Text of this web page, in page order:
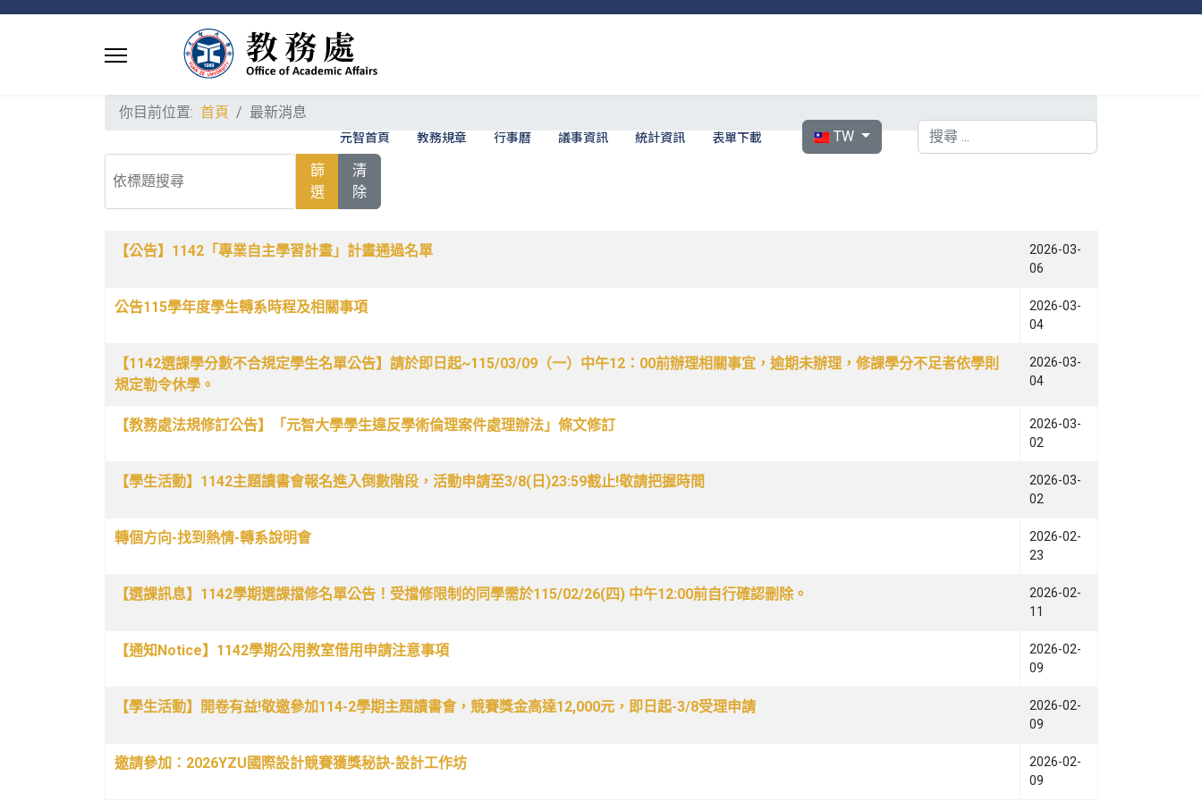
元智首頁 教務規章 行事曆 議事資訊 統計資訊 表單下載 選擇你的語言
TW 搜索
你目前位置: 首頁 最新消息
篩
選
清
除
文章列表
名稱 發佈日期
【公告】1142「專業自主學習計畫」計畫通過名單
2026-03-
06
公告115學年度學生轉系時程及相關事項
2026-03-
04
【1142選課學分數不合規定學生名單公告】請於即日起~115/03/09（一）中午12：00前辦理相關事宜，逾期未辦理，修課學分不足者依學則
規定勒令休學。
2026-03-
04
【教務處法規修訂公告】「元智大學學生違反學術倫理案件處理辦法」條文修訂
2026-03-
02
【學生活動】1142主題讀書會報名進入倒數階段，活動申請至3/8(日)23:59截止!敬請把握時間
2026-03-
02
轉個方向-找到熱情-轉系說明會
2026-02-
23
【選課訊息】1142學期選課擋修名單公告！受擋修限制的同學需於115/02/26(四) 中午12:00前自行確認刪除。
2026-02-
11
【通知Notice】1142學期公用教室借用申請注意事項
2026-02-
09
【學生活動】開卷有益!敬邀參加114-2學期主題讀書會，競賽獎金高達12,000元，即日起-3/8受理申請
2026-02-
09
邀請參加：2026YZU國際設計競賽獲獎秘訣-設計工作坊
2026-02-
09